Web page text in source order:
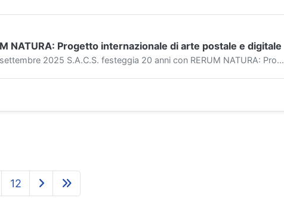
NATURA: Progetto internazionale di arte postale e digitale
2025 S.A.C.S. festeggia 20 anni con RERUM NATURA: Pro...
12